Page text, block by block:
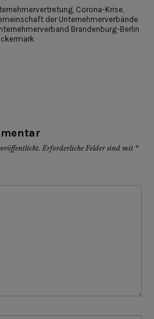
Corona-Krise
der Unternehmerverbände
Brandenburg-Berlin
Erforderliche Felder sind mit *